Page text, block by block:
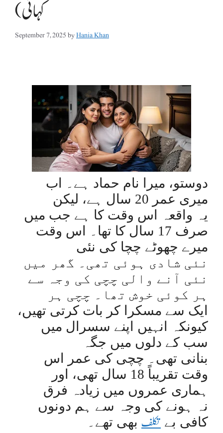
کہانی)
September 7, 2025byHania Khan
دوستو، میرا نام حماد ہے۔ اب
میری عمر 20 سال ہے، لیکن
یہ واقعہ اس وقت کا ہے جب میں
صرف 17 سال کا تھا۔ اس وقت
میرے چھوٹے چچا کی نئی
نئی شادی ہوئی تھی۔ گھر میں
نئی آنے والی چچی کی وجہ سے
ہر کوئی خوش تھا۔ چچی ہر
ایک سے مسکرا کر بات کرتی تھیں،
کیونکہ انہیں اپنے سسرال میں
سب کے دلوں میں جگہ
بنانی تھی۔ چچی کی عمر اس
وقت تقریباً 18 سال تھی، اور
ہماری عمروں میں زیادہ فرق
نہ ہونے کی وجہ سے ہم دونوں
کافی بے تکلف بھی تھے۔